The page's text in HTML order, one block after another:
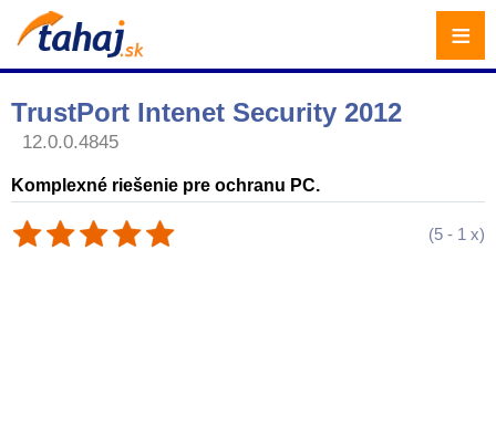
TrustPort Intenet Security 2012
12.0.0.4845
Komplexné riešenie pre ochranu PC.
(5 - 1 x)
≡